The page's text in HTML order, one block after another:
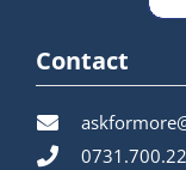
Contact